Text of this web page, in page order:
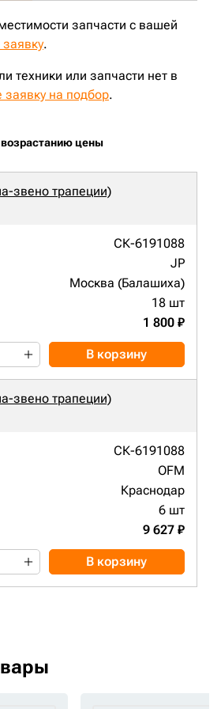
запчасти с вашей
заявку.
техники или запчасти нет в
заявку на подбор.
цены
звено трапеции)
СК-6191088
JP
Москва (Балашиха)
18 шт
1 800 ₽
В корзину
звено трапеции)
СК-6191088
OFM
Краснодар
6 шт
9 627 ₽
В корзину